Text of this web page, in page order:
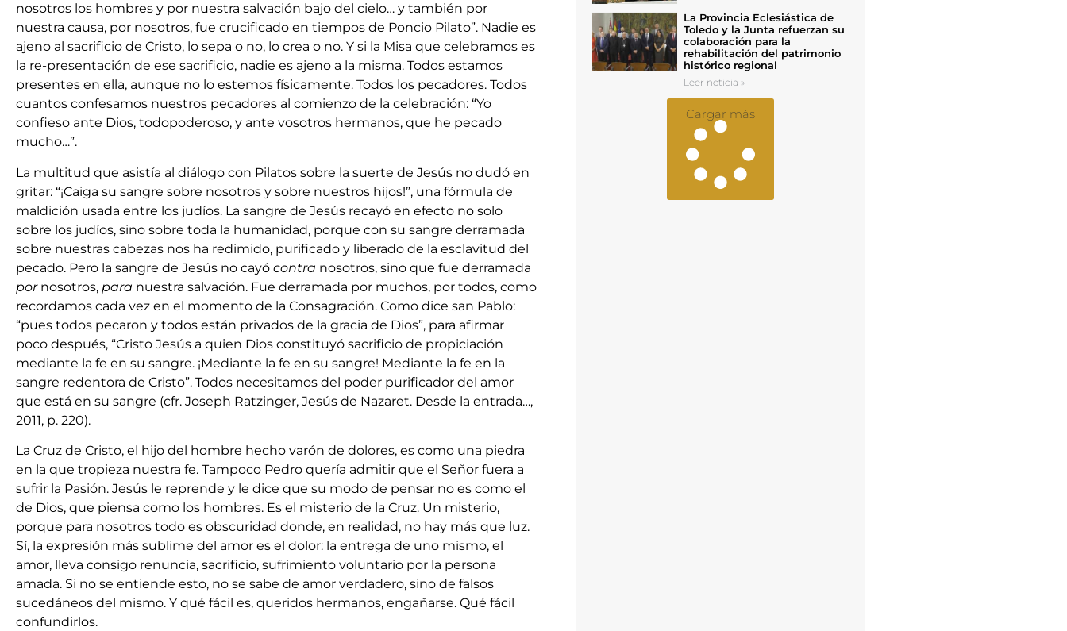
nosotros los hombres y por nuestra salvación bajo del cielo… y también por
nuestra causa, por nosotros, fue crucificado en tiempos de Poncio Pilato”. Nadie es
ajeno al sacrificio de Cristo, lo sepa o no, lo crea o no. Y si la Misa que celebramos es
la re-presentación de ese sacrificio, nadie es ajeno a la misma. Todos estamos
presentes en ella, aunque no lo estemos físicamente. Todos los pecadores. Todos
cuantos confesamos nuestros pecadores al comienzo de la celebración: “Yo
confieso ante Dios, todopoderoso, y ante vosotros hermanos, que he pecado
mucho…”.
La multitud que asistía al diálogo con Pilatos sobre la suerte de Jesús no dudó en
gritar: “¡Caiga su sangre sobre nosotros y sobre nuestros hijos!”, una fórmula de
maldición usada entre los judíos. La sangre de Jesús recayó en efecto no solo
sobre los judíos, sino sobre toda la humanidad, porque con su sangre derramada
sobre nuestras cabezas nos ha redimido, purificado y liberado de la esclavitud del
pecado. Pero la sangre de Jesús no cayó contra nosotros, sino que fue derramada
pornosotros, para nuestra salvación. Fue derramada por muchos, por todos, como
recordamos cada vez en el momento de la Consagración. Como dice san Pablo:
“pues todos pecaron y todos están privados de la gracia de Dios”, para afirmar
poco después, “Cristo Jesús a quien Dios constituyó sacrificio de propiciación
mediante la fe en su sangre. ¡Mediante la fe en su sangre! Mediante la fe en la
sangre redentora de Cristo”. Todos necesitamos del poder purificador del amor
que está en su sangre (cfr. Joseph Ratzinger, Jesús de Nazaret. Desde la entrada…,
2011, p. 220).
La Cruz de Cristo, el hijo del hombre hecho varón de dolores, es como una piedra
en la que tropieza nuestra fe. Tampoco Pedro quería admitir que el Señor fuera a
sufrir la Pasión. Jesús le reprende y le dice que su modo de pensar no es como el
de Dios, que piensa como los hombres. Es el misterio de la Cruz. Un misterio,
porque para nosotros todo es obscuridad donde, en realidad, no hay más que luz.
Sí, la expresión más sublime del amor es el dolor: la entrega de uno mismo, el
amor, lleva consigo renuncia, sacrificio, sufrimiento voluntario por la persona
amada. Si no se entiende esto, no se sabe de amor verdadero, sino de falsos
sucedáneos del mismo. Y qué fácil es, queridos hermanos, engañarse. Qué fácil
confundirlos.
La Provincia Eclesiástica de
Toledo y la Junta refuerzan su
colaboración para la
rehabilitación del patrimonio
histórico regional
Leer noticia »
Cargar más